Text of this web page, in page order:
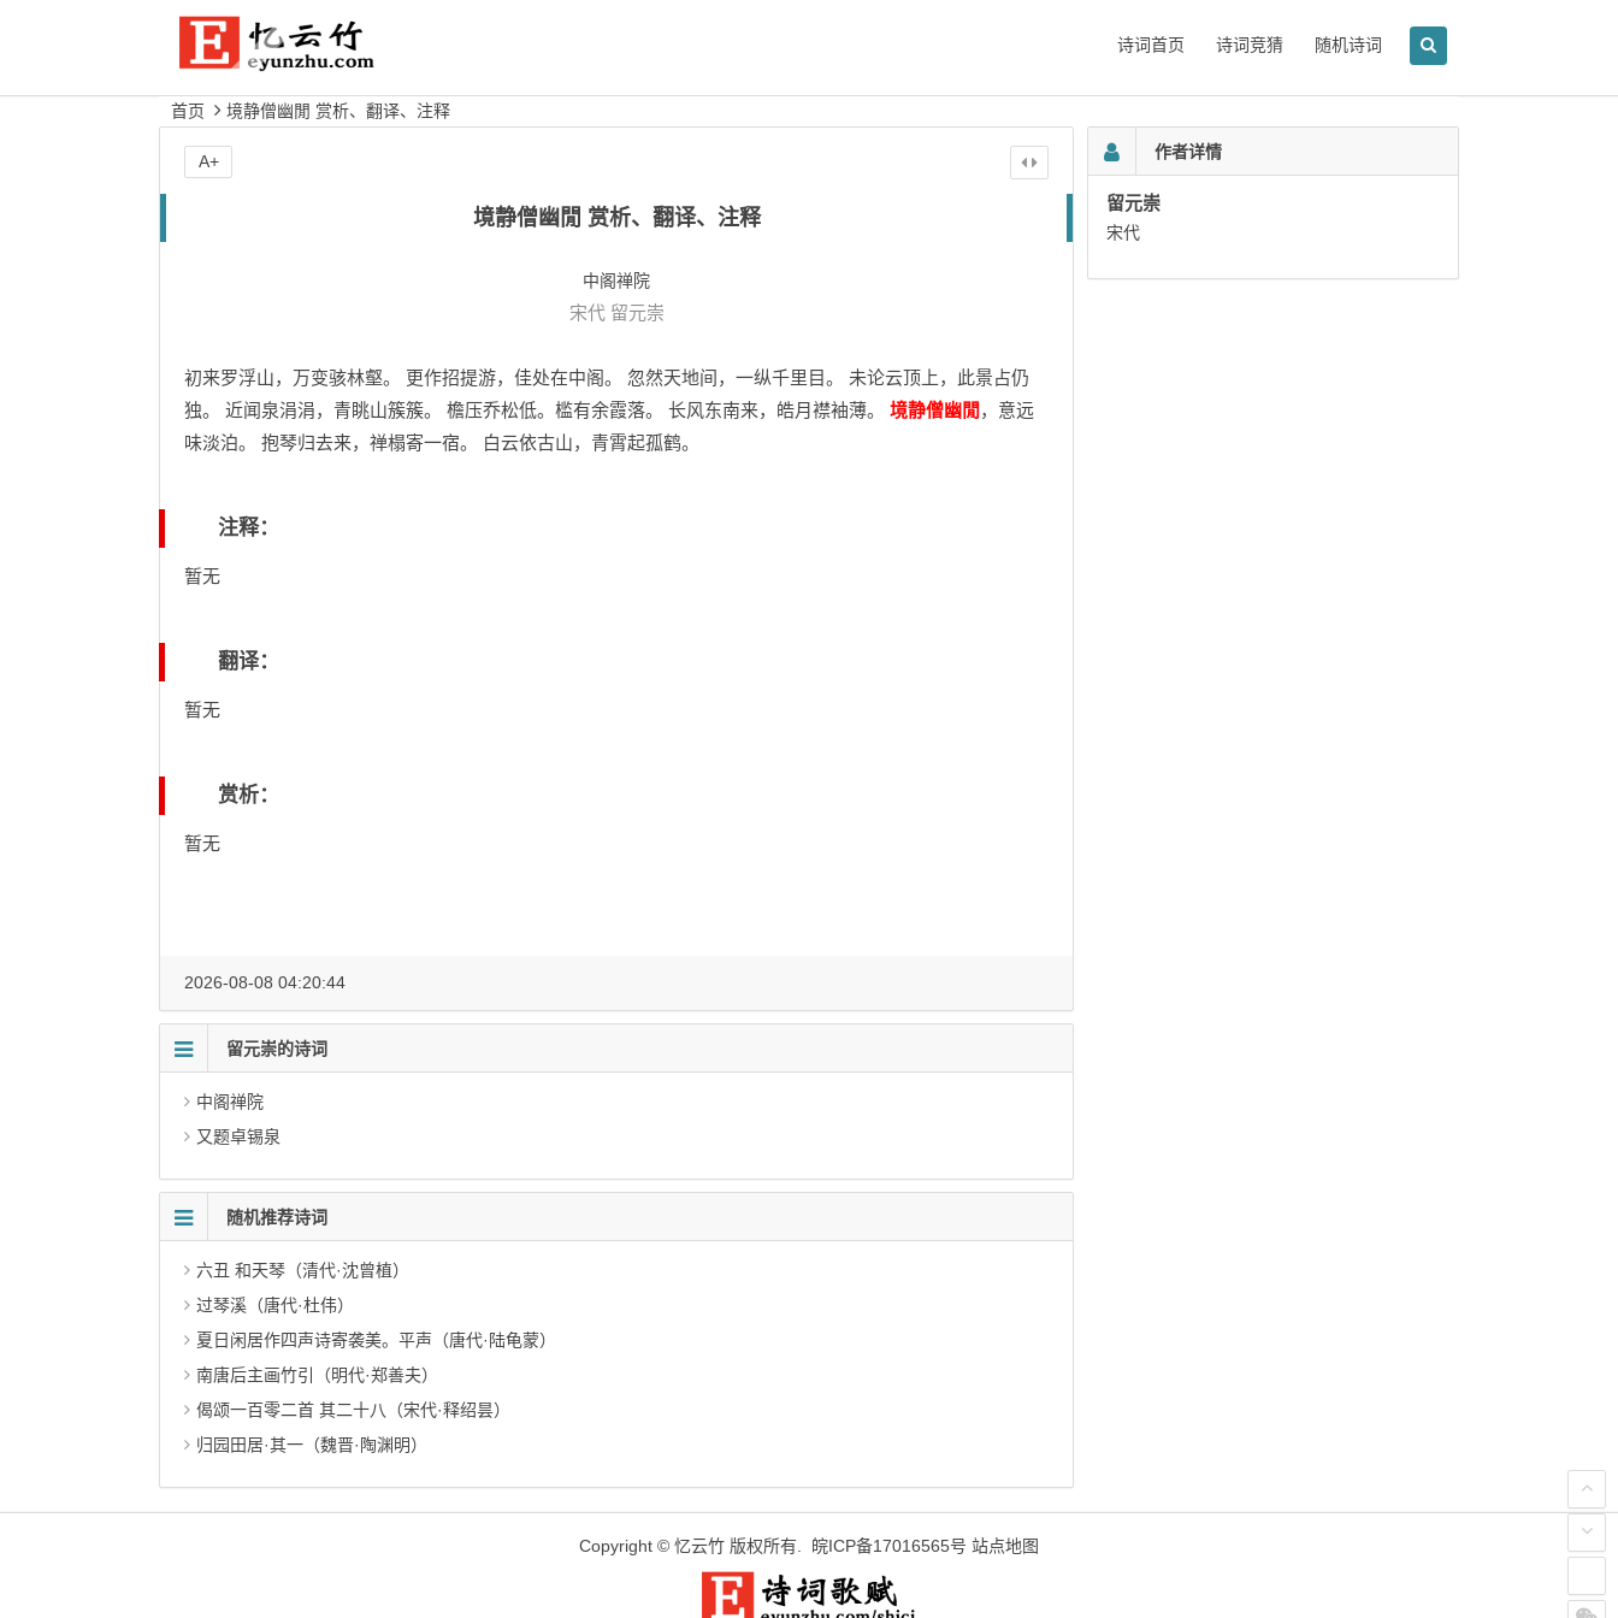
诗词首页 诗词竞猜 随机诗词
首页 境静僧幽閒 赏析、翻译、注释
境静僧幽閒 赏析、翻译、注释
中阁禅院
宋代 留元崇
初来罗浮山，万变骇林壑。 更作招提游，佳处在中阁。 忽然天地间，一纵千里目。 未论云顶上，此景占仍
独。 近闻泉涓涓，青眺山簇簇。 檐压乔松低。槛有余霞落。 长风东南来，皓月襟袖薄。 境静僧幽閒 ，意远
味淡泊。 抱琴归去来，禅榻寄一宿。 白云依古山，青霄起孤鹤。
注释：
暂无
翻译：
暂无
赏析：
暂无
A+
2026-08-08 04:20:44
留元崇的诗词
中阁禅院
又题卓锡泉
随机推荐诗词
六丑 和天琴（清代·沈曾植）
过琴溪（唐代·杜伟）
夏日闲居作四声诗寄袭美。平声（唐代·陆龟蒙）
南唐后主画竹引（明代·郑善夫）
偈颂一百零二首 其二十八（宋代·释绍昙）
归园田居·其一（魏晋·陶渊明）
作者详情
留元崇
宋代
Copyright © 忆云竹 版权所有. 皖ICP备17016565号 站点地图